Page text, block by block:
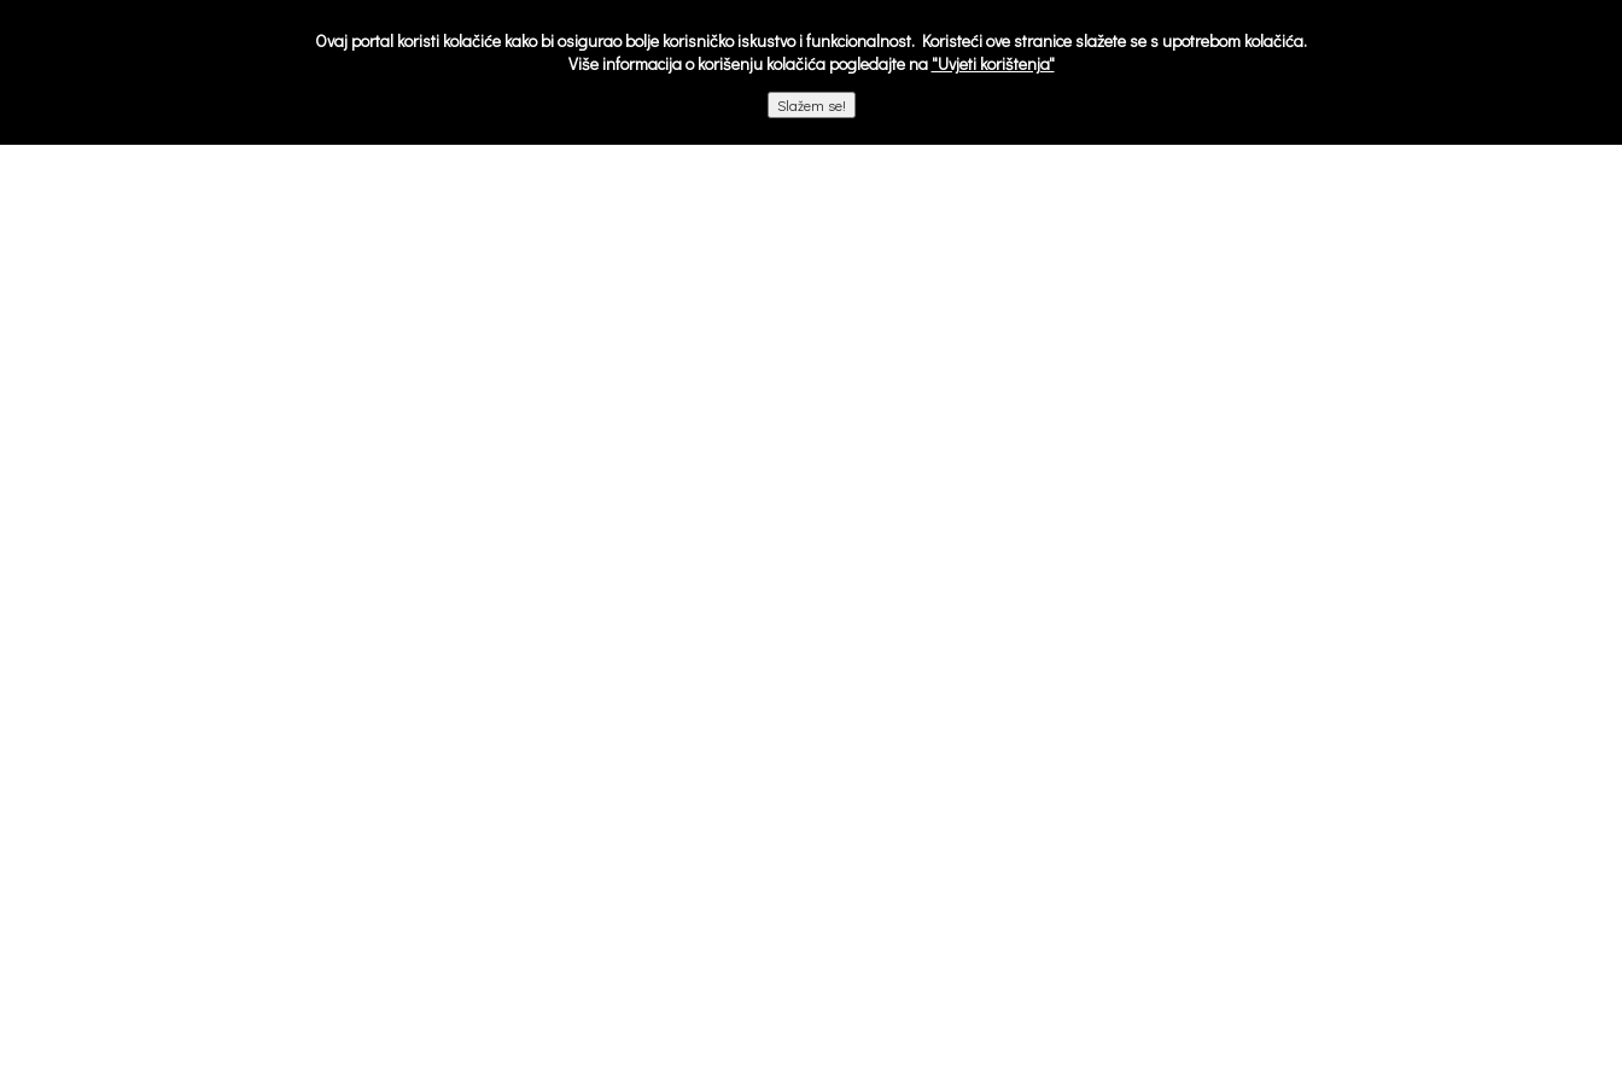
Ovaj portal koristi kolačiće kako bi osigurao bolje korisničko iskustvo i funkcionalnost. Koristeći ove stranice slažete se s upotrebom kolačića.
Više informacija o korišenju kolačića pogledajte na "Uvjeti korištenja"